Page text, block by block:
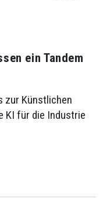
ein Tandem
zur Künstlichen
KI für die Industrie